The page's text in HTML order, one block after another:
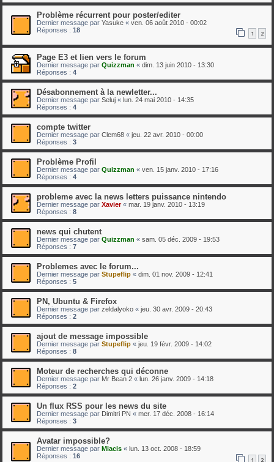
Problème récurrent pour poster/editer
Dernier message par Yasuke « ven. 06 août 2010 - 00:02
Réponses : 18 1 2
Page E3 et lien vers le forum
Dernier message par Quizzman « dim. 13 juin 2010 - 13:30
Réponses : 4
Désabonnement à la newletter...
Dernier message par Seluj « lun. 24 mai 2010 - 14:35
Réponses : 4
compte twitter
Dernier message par Clem68 « jeu. 22 avr. 2010 - 00:00
Réponses : 3
Problème Profil
Dernier message par Quizzman « ven. 15 janv. 2010 - 17:16
Réponses : 4
probleme avec la news letters puissance nintendo
Dernier message par Xavier« mar. 19 janv. 2010 - 13:19
Réponses : 8
news qui chutent
Dernier message par Quizzman « sam. 05 déc. 2009 - 19:53
Réponses : 7
Problemes avec le forum...
Dernier message par Stupeflip « dim. 01 nov. 2009 - 12:41
Réponses : 5
PN, Ubuntu & Firefox
Dernier message par zeldalyoko « jeu. 30 avr. 2009 - 20:43
Réponses : 2
ajout de message impossible
Dernier message par Stupeflip « jeu. 19 févr. 2009 - 14:02
Réponses : 8
Moteur de recherches qui déconne
Dernier message par Mr Bean 2 « lun. 26 janv. 2009 - 14:18
Réponses : 2
Un flux RSS pour les news du site
Dernier message par Dimitri PN « mer. 17 déc. 2008 - 16:14
Réponses : 3
Avatar impossible?
Dernier message par Miacis « lun. 13 oct. 2008 - 18:59
Réponses : 16 1 2